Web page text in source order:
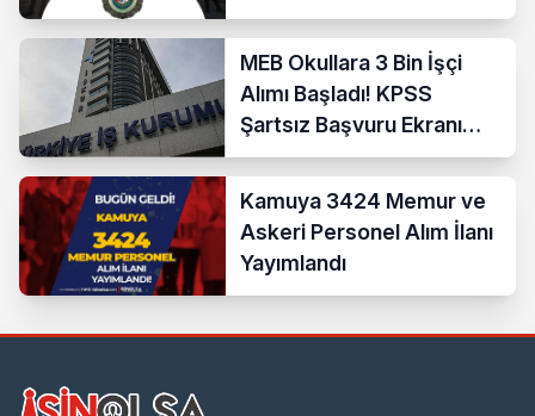
Nedir?
MEB Okullara 3 Bin İşçi
Alımı Başladı! KPSS
Şartsız Başvuru Ekranı
Açıldı
Kamuya 3424 Memur ve
Askeri Personel Alım İlanı
Yayımlandı